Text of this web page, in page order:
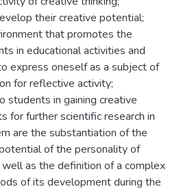
their creative potential;
that promotes the
in educational activities and
express oneself as a subject of
for reflective activity;
students in gaining creative
for further scientific research in
are the substantiation of the
of the personality of
well as the definition of a complex
of its development during the